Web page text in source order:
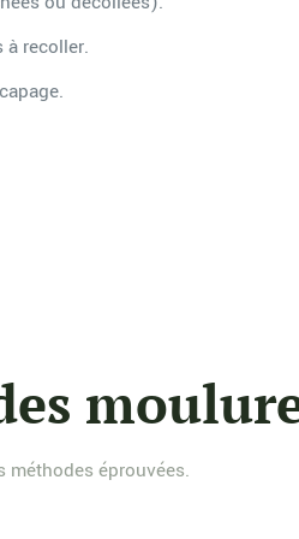
à recoller.
méthodes éprouvées.